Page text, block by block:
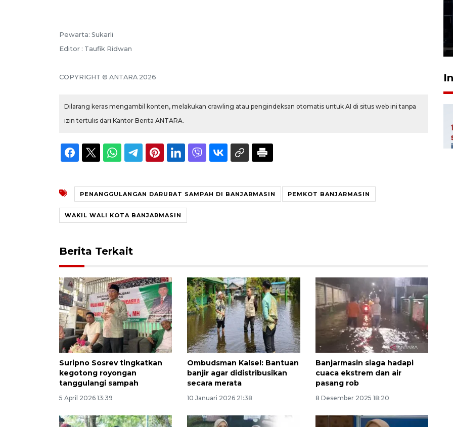
Pewarta: Sukarli
Editor : Taufik Ridwan
COPYRIGHT © ANTARA 2026
Dilarang keras mengambil konten, melakukan crawling atau pengindeksan otomatis untuk AI di situs web ini tanpa
izin tertulis dari Kantor Berita ANTARA.
PENANGGULANGAN DARURAT SAMPAH DI BANJARMASIN PEMKOT BANJARMASIN
WAKIL WALI KOTA BANJARMASIN
Berita Terkait
Suripno Sosrev tingkatkan
kegotong royongan
tanggulangi sampah
5 April 2026 13:39
Ombudsman Kalsel: Bantuan
banjir agar didistribusikan
secara merata
10 Januari 2026 21:38
Banjarmasin siaga hadapi
cuaca ekstrem dan air
pasang rob
8 Desember 2025 18:20
Ekonomi triwulan II-2026
tumbuh 5,29 persen
2026-08-06 18:45:00